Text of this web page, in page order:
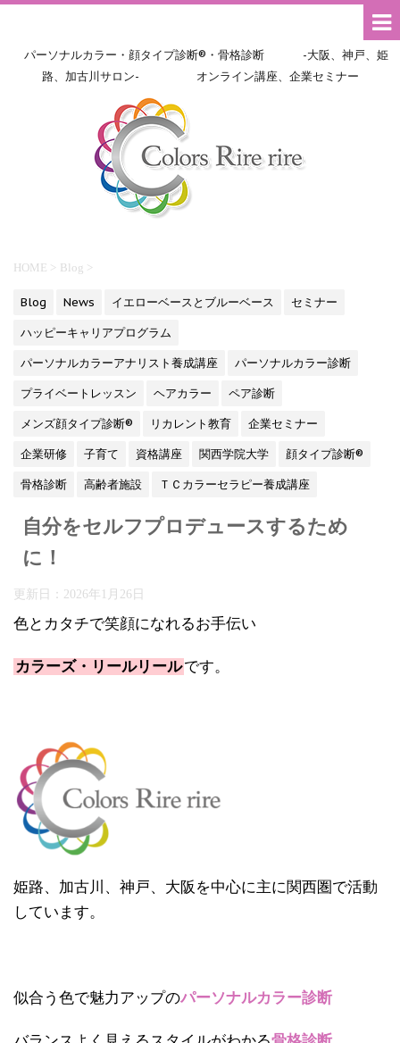
パーソナルカラー・顔タイプ診断®・骨格診断 -大阪、神戸、姫
路、加古川サロン- オンライン講座、企業セミナー
HOME > Blog >
Blog News イエローベースとブルーベース
セミナー
ハッピーキャリアプログラム
パーソナルカラーアナリスト養成講座
パーソナルカラー診断
プライベートレッスン
ヘアカラー
ペア診断
メンズ顔タイプ診断®
リカレント教育
企業セミナー
企業研修
子育て 資格講座 関西学院大学
顔タイプ診断®
骨格診断
高齢者施設 ＴＣカラーセラピー養成講座
自分をセルフプロデュースするため
に！
更新日： 2026年1月26日
色とカタチで笑顔になれるお手伝い
カラーズ・リールリールです。
姫路、加古川、神戸、大阪を中心に主に関西圏で活動
しています。
似合う色で魅力アップのパーソナルカラー診断